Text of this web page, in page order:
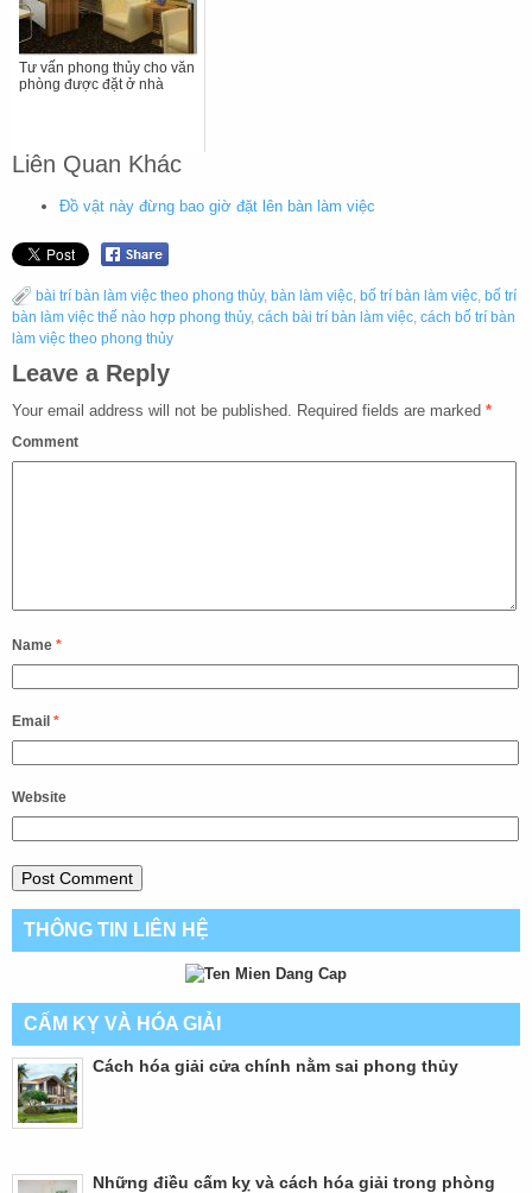
Tư vấn phong thủy cho văn
phòng được đặt ở nhà
Liên Quan Khác
Đồ vật này đừng bao giờ đặt lên bàn làm việc
bài trí bàn làm việc theo phong thủy, bàn làm việc, bố trí bàn làm việc, bố trí
bàn làm việc thế nào hợp phong thủy, cách bài trí bàn làm việc, cách bố trí bàn
làm việc theo phong thủy
Leave a Reply
Your email address will not be published. Required fields are marked *
Comment
Name *
Email *
Website
THÔNG TIN LIÊN HỆ
CẤM KỴ VÀ HÓA GIẢI
Cách hóa giải cửa chính nằm sai phong thủy
Những điều cấm kỵ và cách hóa giải trong phòng